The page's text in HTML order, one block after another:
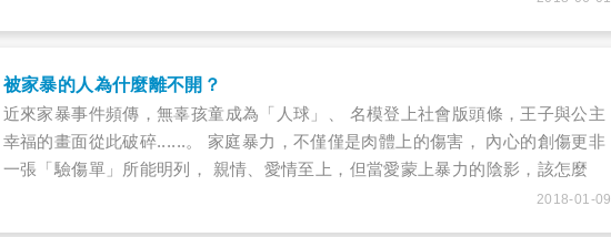
問題的嚴重性。
被家暴的人為什麼離不開？
近來家暴事件頻傳，無辜孩童成為「人球」、 名模登上社會版頭條，王子與公主
幸福的畫面從此破碎......。 家庭暴力，不僅僅是肉體上的傷害， 內心的創傷更非
一張「驗傷單」所能明列， 親情、愛情至上，但當愛蒙上暴力的陰影，該怎麼
辦？ 沒有人會認同暴力，特別是在「家庭」──這個帶有最基本、最原初「情感
2018-01-09